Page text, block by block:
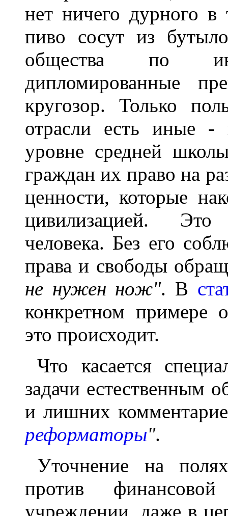
нет ничего дурного
пиво сосут из
общества по
дипломированные
кругозор. Только
отрасли есть иные -
уровне средней
граждан их право на
ценности, которые
цивилизацией. Это
человека. Без его
права и свободы
не нужен нож". В
конкретном примере
это происходит.
Что касается
задачи естественным
и лишних
реформаторы".
Уточнение на
против
учреждении, даже в